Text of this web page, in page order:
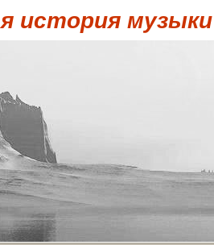
история музыки